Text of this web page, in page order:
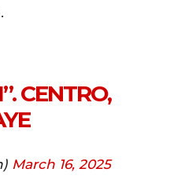
.
CENTRO,
March 16, 2025